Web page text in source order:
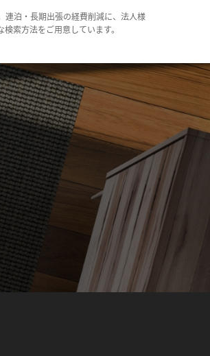
連泊・長期出張の経費削減に、法人様
索方法をご用意しています。